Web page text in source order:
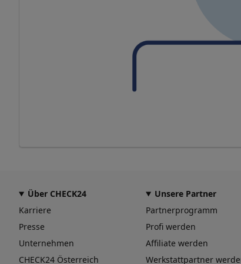
Über CHECK24
Karriere
Presse
Unternehmen
CHECK24 Österreich
Unsere Partner
Partnerprogramm
Profi werden
Affiliate werden
Werkstattpartner